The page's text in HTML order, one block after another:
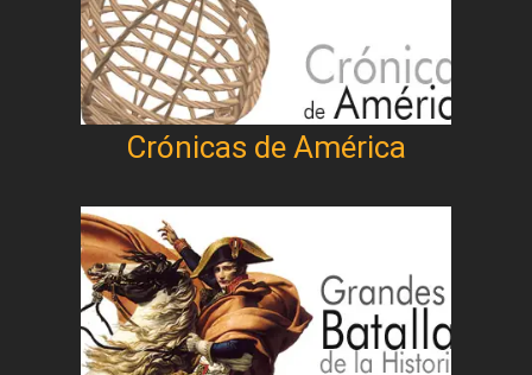
Crónicas de América